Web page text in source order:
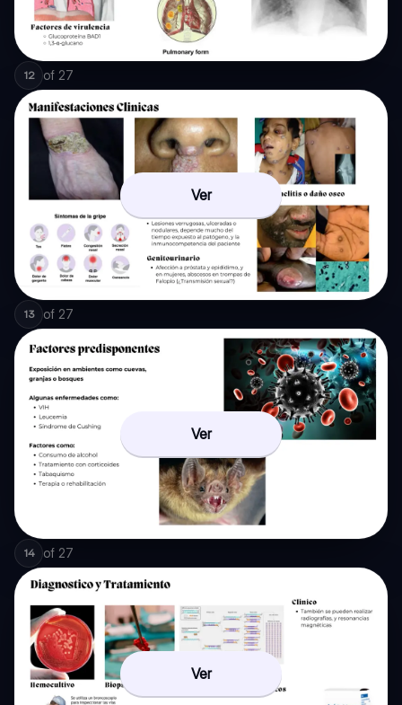
12 of 27
Ver
13 of 27
Ver
14 of 27
Ver